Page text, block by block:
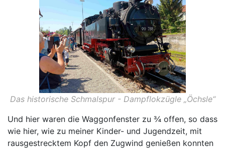
Das historische Schmalspur - Dampflokzügle „Öchsle“
Und hier waren die Waggonfenster zu ¾ offen, so dass
wie hier, wie zu meiner Kinder- und Jugendzeit, mit
rausgestrecktem Kopf den Zugwind genießen konnten